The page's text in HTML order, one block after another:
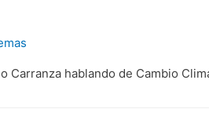
hablando de Cambio